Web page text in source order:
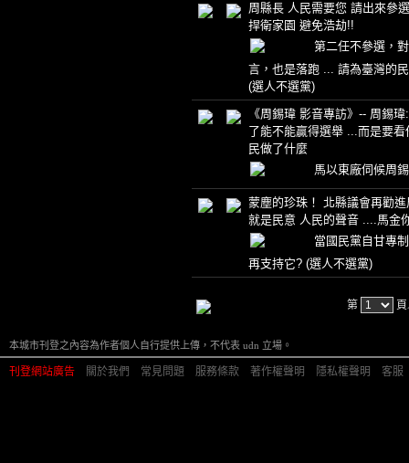
周縣長 人民需要您 請出來參
捍衛家園 避免浩劫!!
第二任不參選，
言，也是落跑 ... 請為臺灣的
(選人不選黨)
《周錫瑋 影音專訪》-- 周錫
了能不能贏得選舉 ...而是要看
民做了什麼
馬以東廠伺候周
蒙塵的珍珠！ 北縣議會再勸
就是民意 人民的聲音 ....馬金
當國民黨自甘專
再支持它? (選人不選黨)
第
本城市刊登之內容為作者個人自行提供上傳，不代表 udn 立場。
刊登網站廣告 關於我們 常見問題 服務條款 著作權聲明 隱私權聲明 客服